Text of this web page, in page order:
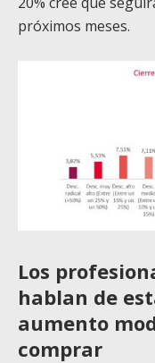
próximos meses.
Los
hablan de
aumento
comprar